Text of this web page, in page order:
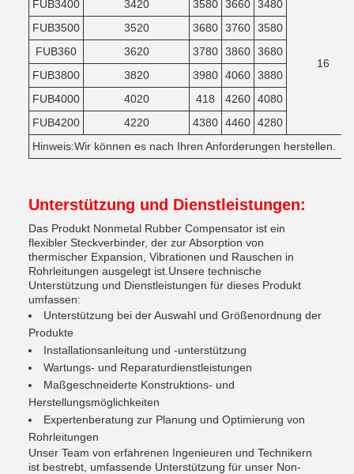
FUB3400 3420 3580 3660 3480
16
FUB3500 3520 3680 3760 3580
FUB360
3620 3780 3860 3680
FUB3800
3820 3980 4060 3880
FUB4000
4020 418 4260 4080
FUB4200
4220 4380 4460 4280
Hinweis:Wir können es nach Ihren Anforderungen herstellen.
Unterstützung und Dienstleistungen:
Das Produkt Nonmetal Rubber Compensator ist ein
flexibler Steckverbinder, der zur Absorption von
thermischer Expansion, Vibrationen und Rauschen in
Rohrleitungen ausgelegt ist.Unsere technische
Unterstützung und Dienstleistungen für dieses Produkt
umfassen:
Unterstützung bei der Auswahl und Größenordnung der
Produkte
Installationsanleitung und -unterstützung
Wartungs- und Reparaturdienstleistungen
Maßgeschneiderte Konstruktions- und
Herstellungsmöglichkeiten
Expertenberatung zur Planung und Optimierung von
Rohrleitungen
Unser Team von erfahrenen Ingenieuren und Technikern
ist bestrebt, umfassende Unterstützung für unser Non-